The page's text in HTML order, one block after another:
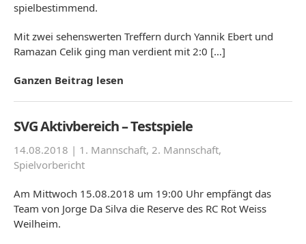
spielbestimmend.
Mit zwei sehenswerten Treffern durch Yannik Ebert und
Ramazan Celik ging man verdient mit 2:0 […]
Ganzen Beitrag lesen
SVG Aktivbereich – Testspiele
14.08.2018 | 1. Mannschaft, 2. Mannschaft,
Spielvorbericht
Am Mittwoch 15.08.2018 um 19:00 Uhr empfängt das
Team von Jorge Da Silva die Reserve des RC Rot Weiss
Weilheim.